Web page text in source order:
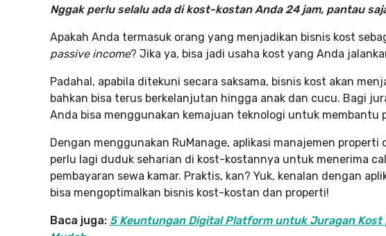
Nggak perlu selalu ada di kost-kostan Anda 24 jam, pantau
Apakah Anda termasuk orang yang menjadikan bisnis kost
passive income? Jika ya, bisa jadi usaha kost yang Anda
Padahal, apabila ditekuni secara saksama, bisnis kost akan
bahkan bisa terus berkelanjutan hingga anak dan cucu. Bagi
Anda bisa menggunakan kemajuan teknologi untuk membantu
Dengan menggunakan RuManage, aplikasi manajemen
perlu lagi duduk seharian di kost-kostannya untuk menerima
pembayaran sewa kamar. Praktis, kan? Yuk, kenalan dengan
bisa mengoptimalkan bisnis kost-kostan dan properti!
Baca juga: 5 Keuntungan Digital Platform untuk Juragan Kost